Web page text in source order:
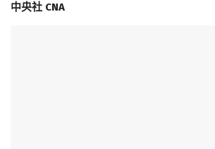
中央社 CNA